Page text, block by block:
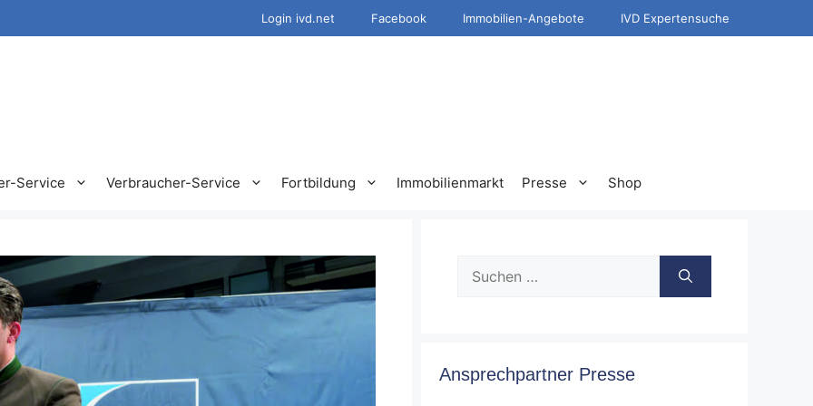
Login ivd.net Facebook Immobilien-Angebote IVD Expertensuche
Service Verbraucher-Service Fortbildung Immobilienmarkt Presse Shop
nach:
Ansprechpartner Presse